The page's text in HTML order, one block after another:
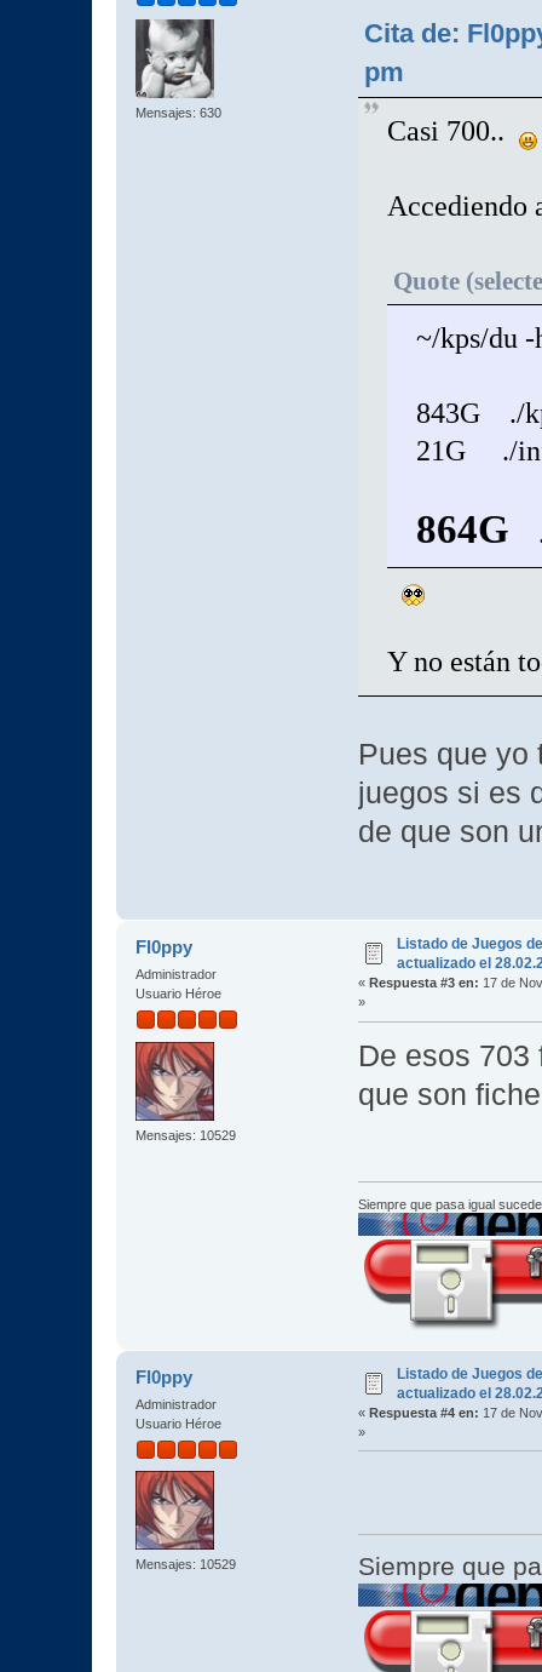
Mensajes: 630
Cita de:
pm
Casi 700..
Accediendo
Quote
~/kps/du -
843G ./
21G ./
864G
Y no están
Pues que yo
juegos si es
de que son
Fl0ppy
Administrador
Usuario Héroe
Mensajes: 10529
Listado de Juegos
actualizado el
« Respuesta #3 en: 17 de
»
De esos 703
que son
Siempre que pasa igual
Fl0ppy
Administrador
Usuario Héroe
Mensajes: 10529
Listado de Juegos
actualizado el
« Respuesta #4 en: 17 de
»
Siempre que